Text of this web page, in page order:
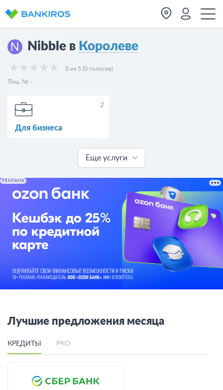
Nibble в Королеве
0 из 5 (0 голосов)
Лиц. № -
2
Для бизнеса
Еще услуги
РЕКЛАМА
Лучшие предложения месяца
КРЕДИТЫ РКО